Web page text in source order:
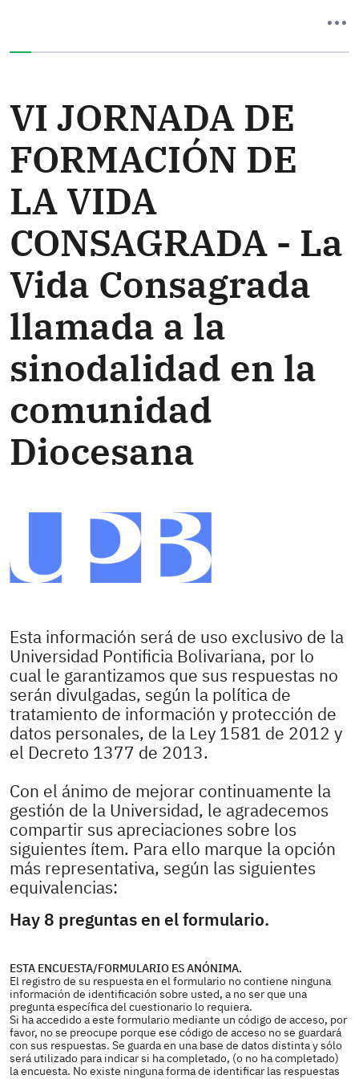
VI JORNADA DE
FORMACIÓN DE
LA VIDA
CONSAGRADA - La
Vida Consagrada
llamada a la
sinodalidad en la
comunidad
Diocesana
Esta información será de uso exclusivo de la
Universidad Pontificia Bolivariana, por lo
cual le garantizamos que sus respuestas no
serán divulgadas, según la política de
tratamiento de información y protección de
datos personales, de la Ley 1581 de 2012 y
el Decreto 1377 de 2013.
Con el ánimo de mejorar continuamente la
gestión de la Universidad, le agradecemos
compartir sus apreciaciones sobre los
siguientes ítem. Para ello marque la opción
más representativa, según las siguientes
equivalencias:
Hay 8 preguntas en el formulario.
ESTA ENCUESTA/FORMULARIO ES ANÓNIMA.
El registro de su respuesta en el formulario no contiene ninguna
información de identificación sobre usted, a no ser que una
pregunta específica del cuestionario lo requiera.
Si ha accedido a este formulario mediante un código de acceso, por
favor, no se preocupe porque ese código de acceso no se guardará
con sus respuestas. Se guarda en una base de datos distinta y sólo
será utilizado para indicar si ha completado, (o no ha completado)
la encuesta. No existe ninguna forma de identificar las respuestas